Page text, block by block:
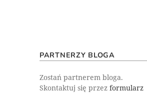
PARTNERZY BLOGA
Zostań partnerem bloga.
Skontaktuj się przezformularz